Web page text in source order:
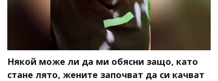
Някой може ли да ми обясни защо, като
стане лято, жените започват да си качват